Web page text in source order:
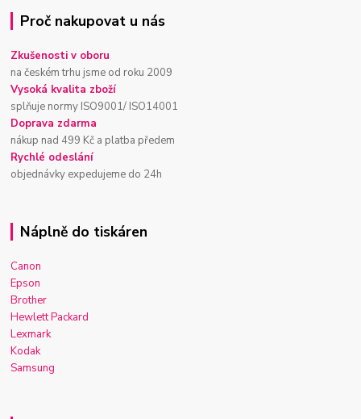
Proč nakupovat u nás
Zkušenosti v oboru
na českém trhu jsme od roku 2009
Vysoká kvalita zboží
splňuje normy ISO9001/ ISO14001
Doprava zdarma
nákup nad 499 Kč a platba předem
Rychlé odeslání
objednávky expedujeme do 24h
Náplně do tiskáren
Canon
Epson
Brother
Hewlett Packard
Lexmark
Kodak
Samsung